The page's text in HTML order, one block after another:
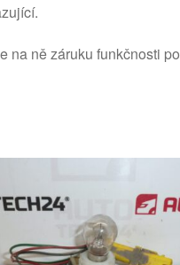
na ně záruku funkčnosti po